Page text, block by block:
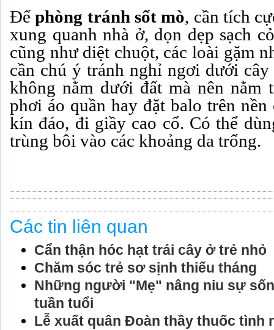
Đểphòng tránh sốt mò, cần tích
xung quanh nhà ở, dọn dẹp sạch
cũng như diệt chuột, các loài gặm
cần chú ý tránh nghỉ ngơi dưới
không nằm dưới đất mà nên nằm
phơi áo quần hay đặt balo trên nền
kín đáo, đi giầy cao cổ. Có thể
trùng bôi vào các khoảng da trống.
Các tin liên quan
Cẩn thận hóc hạt trái cây ở trẻ nhỏ
Chăm sóc trẻ sơ sịnh thiếu tháng
Những người "Mẹ" nâng niu sự
tuần tuổi
Lễ xuất quân Đoàn thầy thuốc tình